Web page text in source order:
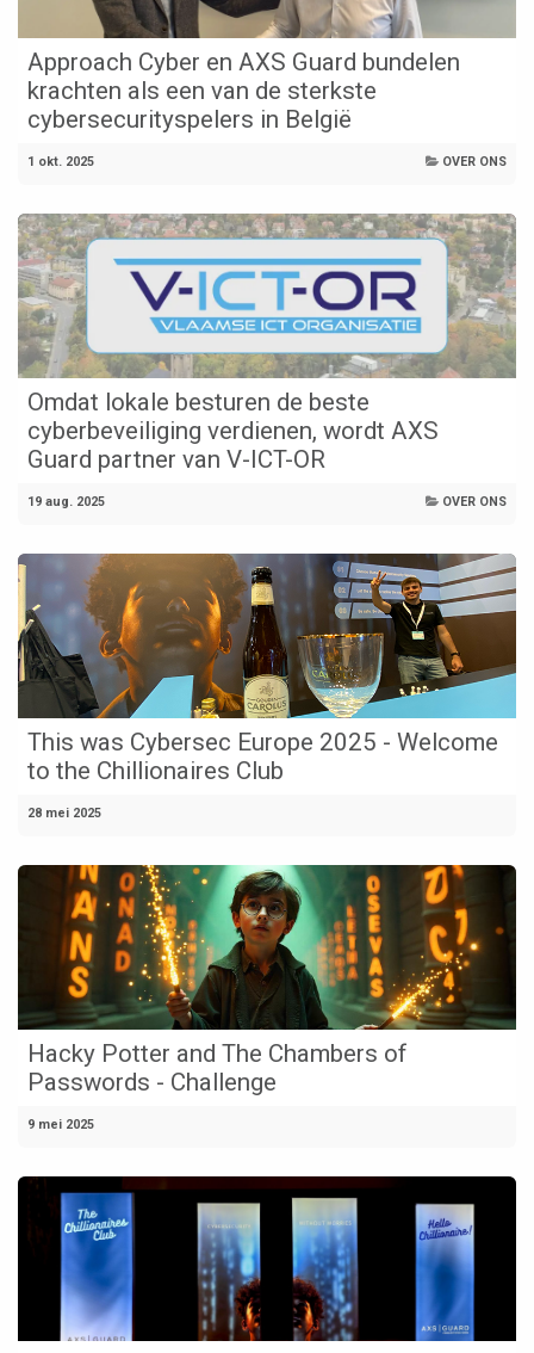
Approach Cyber en AXS Guard bundelen
krachten als een van de sterkste
cybersecurityspelers in België
1 okt. 2025 OVER ONS
Omdat lokale besturen de beste
cyberbeveiliging verdienen, wordt AXS
Guard partner van V-ICT-OR
19 aug. 2025 OVER ONS
This was Cybersec Europe 2025 - Welcome
to the Chillionaires Club
28 mei 2025
Hacky Potter and The Chambers of
Passwords - Challenge
9 mei 2025